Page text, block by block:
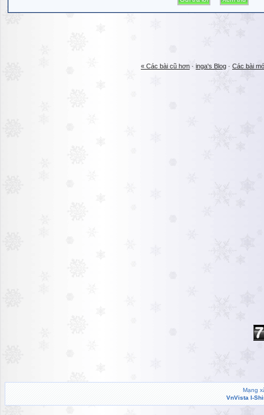
« Các bài cũ hơn · inga's Blog · Các bài
Mạng
VnVista I-